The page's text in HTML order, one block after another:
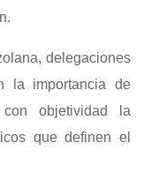
delegaciones
la importancia de
con objetividad la
que definen el